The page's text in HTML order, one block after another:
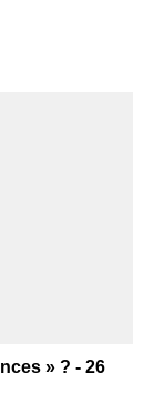
» ? - 26